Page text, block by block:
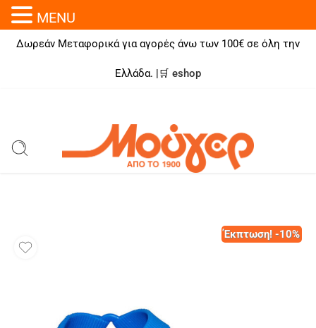
Δωρεάν Μεταφορικά για αγορές άνω των 100€ σε όλη την
Ελλάδα. |🛒 eshop
Έκπτωση! -10%
MENU